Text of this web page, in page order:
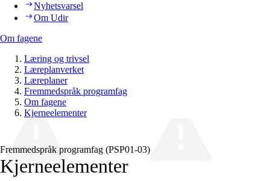
Nyhetsvarsel
Om Udir
Om fagene
Læring og trivsel
Læreplanverket
Læreplaner
Fremmedspråk programfag
Om fagene
Kjerneelementer
Fremmedspråk programfag (PSP01‑03)
Kjerneelementer